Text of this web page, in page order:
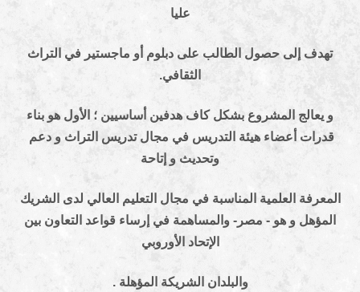
إلى حصول الطالب على دبلوم أوماجستير في التراث
المشروع بشكل كاف هدفين أساسيين ؛ الأول هو بناء
أعضاء هيئة التدريس في مجال تدريس التراث و دعم
وتحديث و إتاحة
العلمية المناسبة في مجال التعليم العالي لدى الشريك
و هو - مصر- والمساهمة في إرساء قواعد التعاون بين
الإتحاد الأوروبي
والبلدان الشريكة المؤهلة .